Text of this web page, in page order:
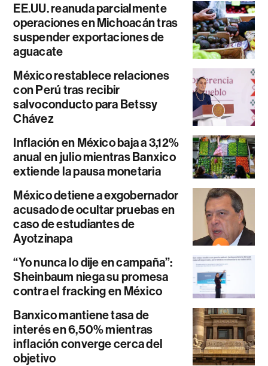
EE.UU. reanuda parcialmente
operaciones en Michoacán tras
suspender exportaciones de
aguacate
México restablece relaciones
con Perú tras recibir
salvoconducto para Betssy
Chávez
Inflación en México baja a 3,12%
anual en julio mientras Banxico
extiende la pausa monetaria
México detiene a exgobernador
acusado de ocultar pruebas en
caso de estudiantes de
Ayotzinapa
“Yo nunca lo dije en campaña”:
Sheinbaum niega su promesa
contra el fracking en México
Banxico mantiene tasa de
interés en 6,50% mientras
inflación converge cerca del
objetivo